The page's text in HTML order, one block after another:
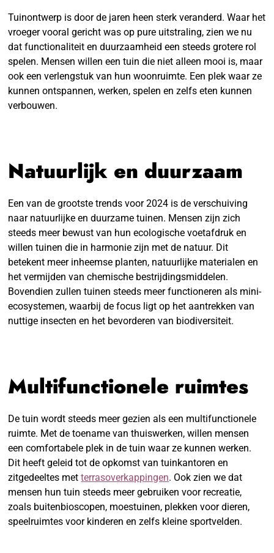
Tuinontwerp is door de jaren heen sterk veranderd. Waar het
vroeger vooral gericht was op pure uitstraling, zien we nu
dat functionaliteit en duurzaamheid een steeds grotere rol
spelen. Mensen willen een tuin die niet alleen mooi is, maar
ook een verlengstuk van hun woonruimte. Een plek waar ze
kunnen ontspannen, werken, spelen en zelfs eten kunnen
verbouwen.
Natuurlijk en duurzaam
Een van de grootste trends voor 2024 is de verschuiving
naar natuurlijke en duurzame tuinen. Mensen zijn zich
steeds meer bewust van hun ecologische voetafdruk en
willen tuinen die in harmonie zijn met de natuur. Dit
betekent meer inheemse planten, natuurlijke materialen en
het vermijden van chemische bestrijdingsmiddelen.
Bovendien zullen tuinen steeds meer functioneren als mini-
ecosystemen, waarbij de focus ligt op het aantrekken van
nuttige insecten en het bevorderen van biodiversiteit.
Multifunctionele ruimtes
De tuin wordt steeds meer gezien als een multifunctionele
ruimte. Met de toename van thuiswerken, willen mensen
een comfortabele plek in de tuin waar ze kunnen werken.
Dit heeft geleid tot de opkomst van tuinkantoren en
zitgedeeltes metterrasoverkappingen. Ook zien we dat
mensen hun tuin steeds meer gebruiken voor recreatie,
zoals buitenbioscopen, moestuinen, plekken voor dieren,
speelruimtes voor kinderen en zelfs kleine sportvelden.